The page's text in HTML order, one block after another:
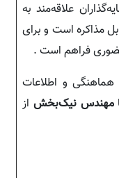
علاقه‌مند به
مذاکره است و برای
فراهم است .
هماهنگی و اطلاعات
مهندس نیک‌بخش از